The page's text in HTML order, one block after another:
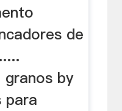
Peru
de
granos by
para